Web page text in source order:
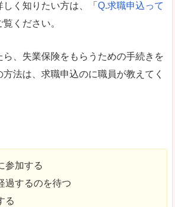
く知りたい方は、「 Q.求職申込って
覧ください。
、失業保険をもらうための手続きを
法は、求職申込のに職員が教えてく
参加する
過するのを待つ
る